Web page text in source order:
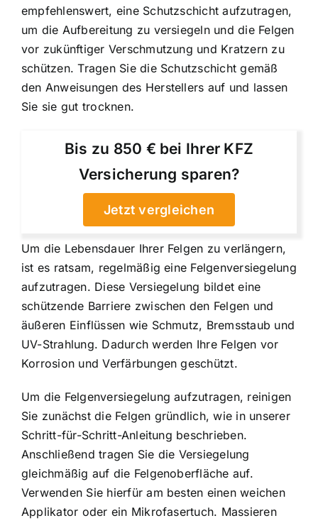
empfehlenswert, eine Schutzschicht aufzutragen,
um die Aufbereitung zu versiegeln und die Felgen
vor zukünftiger Verschmutzung und Kratzern zu
schützen. Tragen Sie die Schutzschicht gemäß
den Anweisungen des Herstellers auf und lassen
Sie sie gut trocknen.
Bis zu 850 € bei Ihrer KFZ
Versicherung sparen?
Jetzt vergleichen
Um die Lebensdauer Ihrer Felgen zu verlängern,
ist es ratsam, regelmäßig eine Felgenversiegelung
aufzutragen. Diese Versiegelung bildet eine
schützende Barriere zwischen den Felgen und
äußeren Einflüssen wie Schmutz, Bremsstaub und
UV-Strahlung. Dadurch werden Ihre Felgen vor
Korrosion und Verfärbungen geschützt.
Um die Felgenversiegelung aufzutragen, reinigen
Sie zunächst die Felgen gründlich, wie in unserer
Schritt-für-Schritt-Anleitung beschrieben.
Anschließend tragen Sie die Versiegelung
gleichmäßig auf die Felgenoberfläche auf.
Verwenden Sie hierfür am besten einen weichen
Applikator oder ein Mikrofasertuch. Massieren